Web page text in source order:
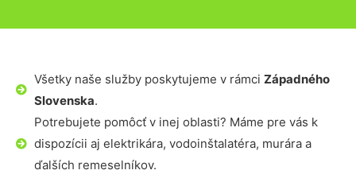
Všetky naše služby poskytujeme v rámci Západného
Slovenska.
Potrebujete pomôcť v inej oblasti? Máme pre vás k
dispozícii aj elektrikára, vodoinštalatéra, murára a
ďalších remeselníkov.